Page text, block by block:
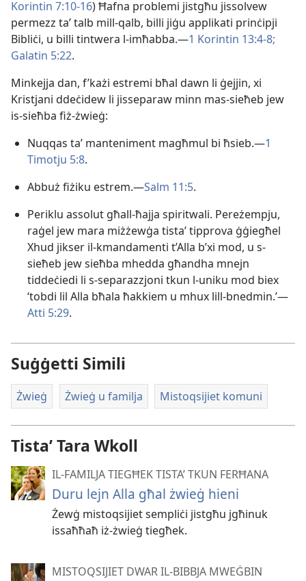
Korintin 7:10-​16) Ħafna problemi jistgħu jissolvew
permezz taʼ talb mill-​qalb, billi jiġu applikati prinċipji
Bibliċi, u billi tintwera l-​imħabba.—1 Korintin 13:4-​8;
Galatin 5:22.
Minkejja dan, f’każi estremi bħal dawn li ġejjin, xi
Kristjani ddeċidew li jisseparaw minn mas-​sieħeb jew
is-​sieħba fiż-​żwieġ:
Nuqqas taʼ manteniment magħmul bi ħsieb.—1
Timotju 5:8.
Abbuż fiżiku estrem.—Salm 11:5.
Periklu assolut għall-​ħajja spiritwali. Pereżempju,
raġel jew mara miżżewġa tistaʼ tipprova ġġiegħel
Xhud jikser il-​kmandamenti t’Alla b’xi mod, u s-​
sieħeb jew sieħba mhedda għandha mnejn
tiddeċiedi li s-​separazzjoni tkun l-​uniku mod biex
‘tobdi lil Alla bħala ħakkiem u mhux lill-​bnedmin.’—
Atti 5:29.
Suġġetti Simili
Żwieġ Żwieġ u familja Mistoqsijiet komuni
Tistaʼ Tara Wkoll
IL-FAMILJA TIEGĦEK TISTA’ TKUN FERĦANA
Duru lejn Alla għal żwieġ hieni
Żewġ mistoqsijiet sempliċi jistgħu jgħinuk
issaħħaħ iż-​żwieġ tiegħek.
MISTOQSIJIET DWAR IL-BIBBJA MWEĠBIN